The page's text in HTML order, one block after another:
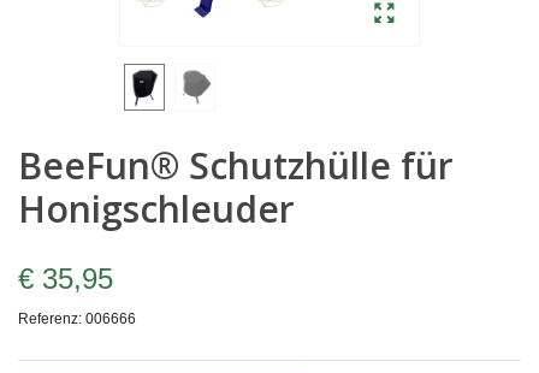
BeeFun® Schutzhülle für
Honigschleuder
€ 35,95
Referenz: 006666